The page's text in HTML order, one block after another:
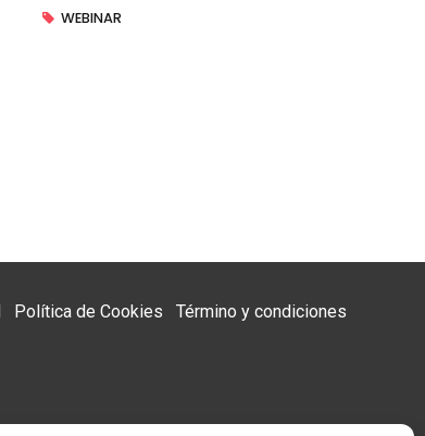
WEBINAR
Política de Cookies Término y condiciones